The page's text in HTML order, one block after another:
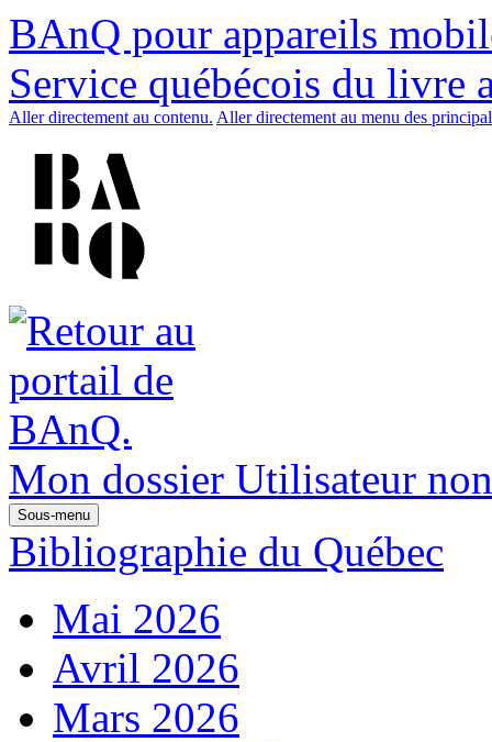
BAnQ pour appareils
Service québécois du livre
Aller directement au contenu. Aller directement au menu des
Mon dossier Utilisateur
Sous-menu
Bibliographie du Québec
Mai 2026
Avril 2026
Mars 2026